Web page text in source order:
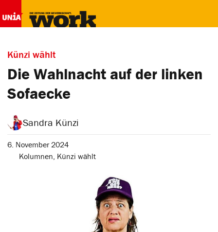
Künzi wählt
Die Wahlnacht auf der linken
Sofaecke
Sandra Künzi
6. November 2024
Kolumnen, Künzi wählt